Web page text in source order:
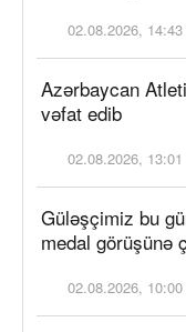
02.08.2026, 14:43
Azərbaycan
vəfat edib
02.08.2026, 13:01
Güləşçimiz bu
medal görüşünə
02.08.2026, 10:00